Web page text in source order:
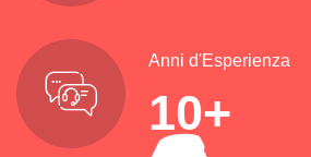
Anni d'Esperienza
10+